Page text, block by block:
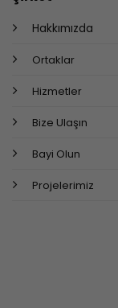
Hakkımızda
Ortaklar
Hizmetler
Bize Ulaşın
Bayi Olun
Projelerimiz